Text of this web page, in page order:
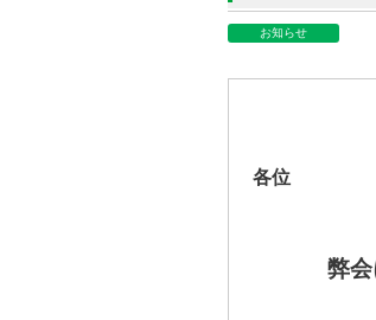
お知らせ
各位
弊